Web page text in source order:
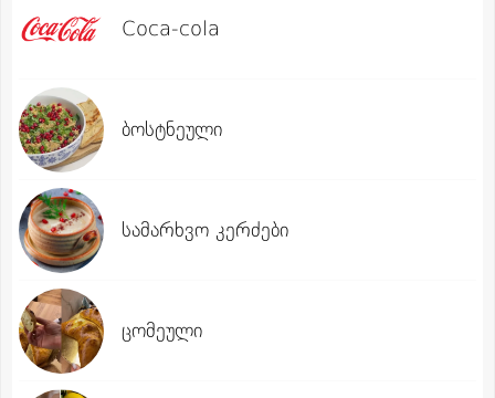
Coca-cola
ბოსტნეული
სამარხვო კერძები
ცომეული